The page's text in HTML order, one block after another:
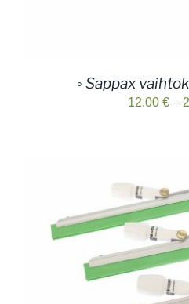
◦ Sappax
12.00 € –